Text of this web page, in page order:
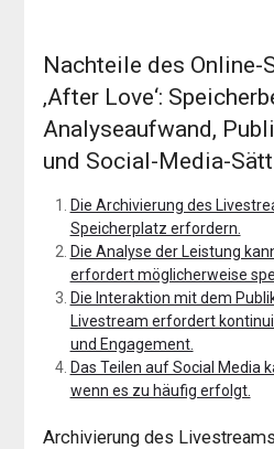
Nachteile des Online-
‚After Love‘:
Analyseaufwand,
und Social-Media-
Die Archivierung des
Speicherplatz erfordern.
Die Analyse der Leistung
erfordert möglicherweise
Die Interaktion mit dem
Livestream erfordert
und Engagement.
Das Teilen auf Social Media
wenn es zu häufig erfolgt.
Archivierung des